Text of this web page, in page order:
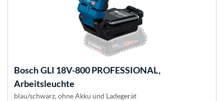
BoschGLI 18V-800 PROFESSIONAL,
Arbeitsleuchte
blau/schwarz, ohne Akku und Ladegerät